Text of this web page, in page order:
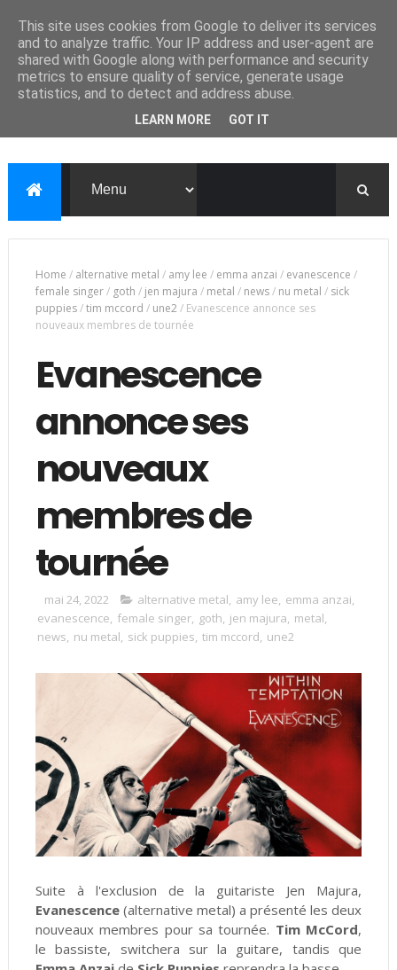
Home / alternative metal / amy lee / emma anzai / evanescence /
female singer/ goth / jen majura / metal / news/ nu metal / sick
puppies/tim mccord / une2/ Evanescence annonce ses
nouveaux membres de tournée
Evanescence
annonce ses
nouveaux
membres de
tournée
mai 24, 2022 alternative metal, amy lee, emma anzai,
evanescence, female singer, goth, jen majura, metal,
news, nu metal, sick puppies, tim mccord, une2
Suite à l'exclusion de la guitariste Jen Majura,
Evanescence(alternative metal) a présenté les deux
nouveaux membres pour sa tournée. Tim McCord,
le bassiste, switchera sur la guitare, tandis que
This site uses cookies from Google to deliver its services
and to analyze traffic. Your IP address and user-agent are
shared with Google along with performance and security
metrics to ensure quality of service, generate usage
statistics, and to detect and address abuse.
LEARN MORE GOT IT